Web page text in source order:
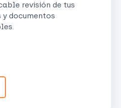
revisión de tus
documentos